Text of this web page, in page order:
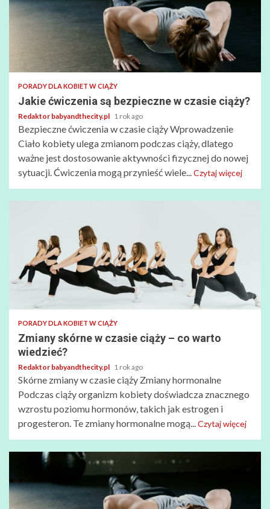
PORADY DLA KOBIET W CIĄŻY
Jakie ćwiczenia są bezpieczne w czasie ciąży?
Redaktor babyandthecity.pl 1 rok ago
Bezpieczne ćwiczenia w czasie ciąży Wprowadzenie
Ciało kobiety ulega zmianom podczas ciąży, dlatego
ważne jest dostosowanie aktywności fizycznej do nowej
sytuacji. Ćwiczenia mogą przynieść wiele...Czytaj więcej
PORADY DLA KOBIET W CIĄŻY
Zmiany skórne w czasie ciąży – co warto
wiedzieć?
Redaktor babyandthecity.pl 1 rok ago
Skórne zmiany w czasie ciąży Zmiany hormonalne
Podczas ciąży organizm kobiety doświadcza znacznego
wzrostu poziomu hormonów, takich jak estrogen i
progesteron. Te zmiany hormonalne mogą...Czytaj więcej